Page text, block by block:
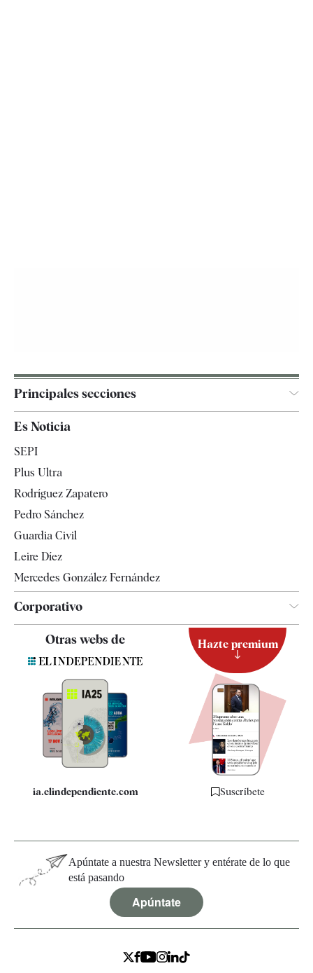
Principales secciones
Televisión
Es Noticia
SEPI
Plus Ultra
Rodríguez Zapatero
Pedro Sánchez
Guardia Civil
Leire Díez
Mercedes González Fernández
Corporativo
Quiénes somos
Especificaciones
Otras webs de
ia.elindependiente.com
Hazte premium
Suscríbete
Apúntate a nuestra Newsletter y entérate de lo que
está pasando
Apúntate